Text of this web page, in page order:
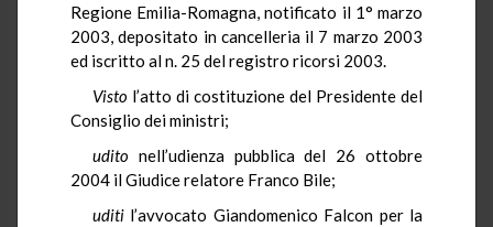
Regione Emilia-Romagna, notificato il 1° marzo
2003, depositato in cancelleria il 7 marzo 2003
ed iscritto al n. 25 del registro ricorsi 2003.
Visto l’atto di costituzione del Presidente del
Consiglio dei ministri;
udito nell’udienza pubblica del 26 ottobre
2004 il Giudice relatore Franco Bile;
uditi l’avvocato Giandomenico Falcon per la